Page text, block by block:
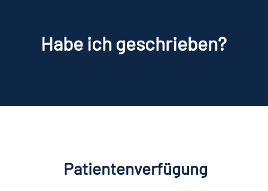
Habe ich geschrieben?
Patientenverfügung